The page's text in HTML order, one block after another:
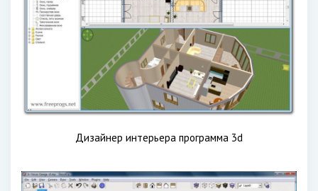
Дизайнер интерьера программа 3d